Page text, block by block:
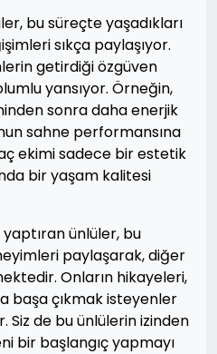
bu süreçte yaşadıkları
sıkça paylaşıyor.
getirdiği özgüven
yansıyor. Örneğin,
sonra daha enerjik
sahne performansına
ekimi sadece bir estetik
bir yaşam kalitesi
ünlüler, bu
paylaşarak, diğer
Onların hikayeleri,
başa çıkmak isteyenler
Siz de bu ünlülerin izinden
bir başlangıç yapmayı